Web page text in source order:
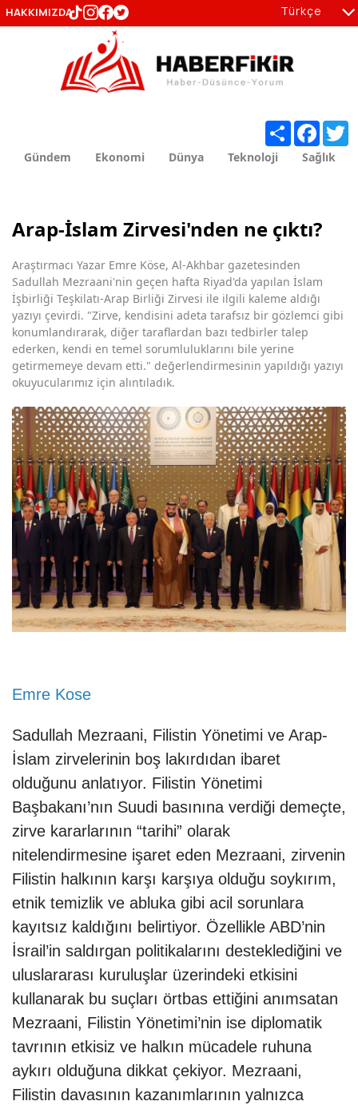
Gündem Ekonomi Dünya Teknoloji Sağlık
Arap-İslam Zirvesi'nden ne çıktı?
Araştırmacı Yazar Emre Köse, Al-Akhbar gazetesinden
Sadullah Mezraani'nin geçen hafta Riyad'da yapılan İslam
İşbirliği Teşkilatı-Arap Birliği Zirvesi ile ilgili kaleme aldığı
yazıyı çevirdi. "Zirve, kendisini adeta tarafsız bir gözlemci gibi
konumlandırarak, diğer taraflardan bazı tedbirler talep
ederken, kendi en temel sorumluluklarını bile yerine
getirmemeye devam etti." değerlendirmesinin yapıldığı yazıyı
okuyucularımız için alıntıladık.
Emre Kose
Sadullah Mezraani, Filistin Yönetimi ve Arap-
İslam zirvelerinin boş lakırdıdan ibaret
olduğunu anlatıyor. Filistin Yönetimi
Başbakanı’nın Suudi basınına verdiği demeçte,
zirve kararlarının “tarihi” olarak
nitelendirmesine işaret eden Mezraani, zirvenin
Filistin halkının karşı karşıya olduğu soykırım,
etnik temizlik ve abluka gibi acil sorunlara
kayıtsız kaldığını belirtiyor. Özellikle ABD’nin
İsrail’in saldırgan politikalarını desteklediğini ve
uluslararası kuruluşlar üzerindeki etkisini
kullanarak bu suçları örtbas ettiğini anımsatan
Mezraani, Filistin Yönetimi’nin ise diplomatik
tavrının etkisiz ve halkın mücadele ruhuna
aykırı olduğuna dikkat çekiyor. Mezraani,
Filistin davasının kazanımlarının yalnızca
Share
Türkçe
en
HAKKIMIZDA